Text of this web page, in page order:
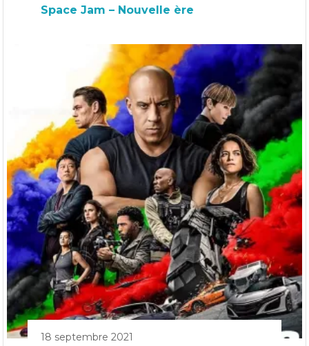
Space Jam – Nouvelle ère
18 septembre 2021